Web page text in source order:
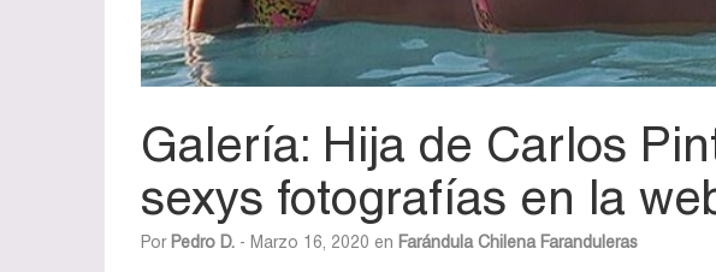
Galería: Hija de Carlos
sexys fotografías en la
Por Pedro D. - Marzo 16, 2020 en Farándula Chilena Faranduleras